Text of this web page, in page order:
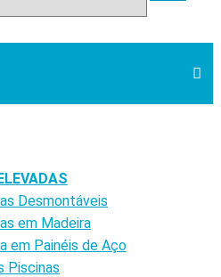
Desmontáveis
em Madeira
em Painéis de Aço
Piscinas